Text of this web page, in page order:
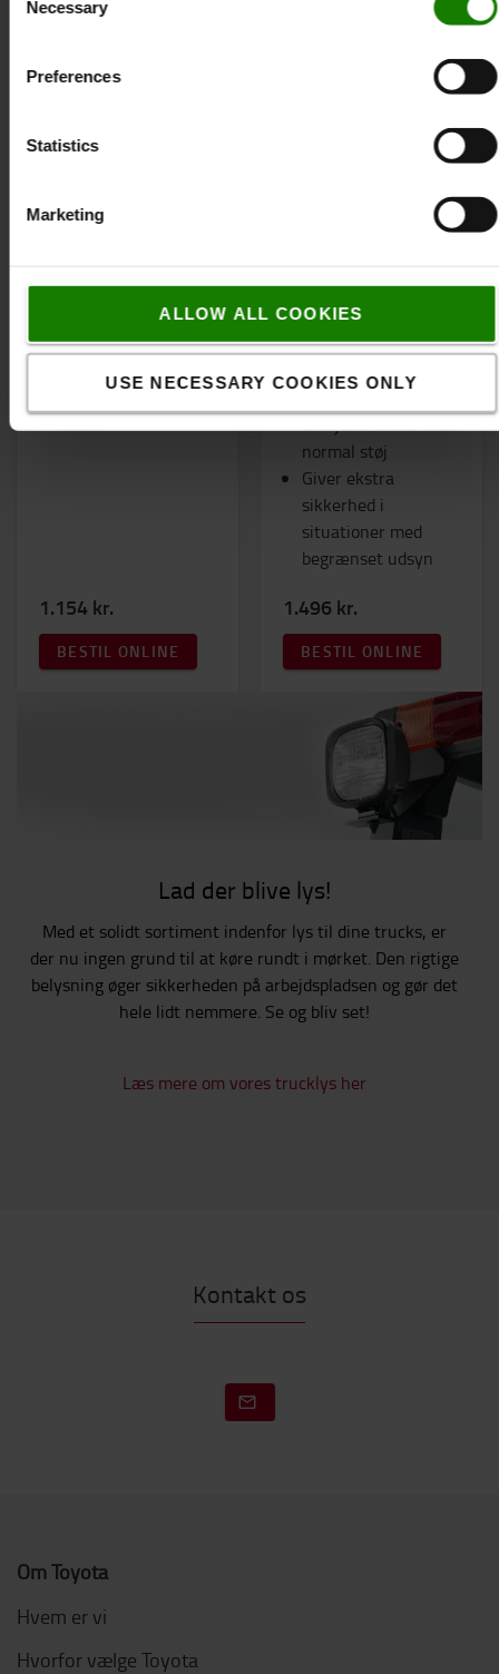
Selection
Necessary
Preferences
Statistics
Marketing
ALLOW ALL COOKIES
USE NECESSARY COOKIES ONLY
Sædeovertræk
Tilpasset
sædeovertræk
sædet
1.154 kr.
BESTIL ONLINE
Bak-brummer, 36-80 V
"Hvid støj" udviklet
til eksempelvis
arbejdsområder med
normal støj
Giver ekstra
sikkerhed i
situationer med
begrænset udsyn
1.496 kr.
BESTIL ONLINE
Lad der blive lys!
Med et solidt sortiment indenfor lys til dine trucks, er
der nu ingen grund til at køre rundt i mørket. Den rigtige
belysning øger sikkerheden på arbejdspladsen og gør det
hele lidt nemmere. Se og bliv set!
Læs mere om vores trucklys her
Kontakt os
Om Toyota
Hvem er vi
Hvorfor vælge Toyota